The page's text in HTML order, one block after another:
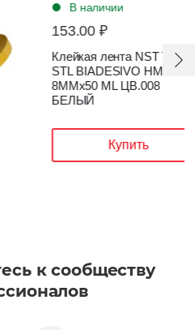
В наличии
153.00 ₽
Клейкая лента NST TNT
STL BIADESIVO HM C/H
8ММх50 ML ЦВ.008
БЕЛЫЙ
к сообществу